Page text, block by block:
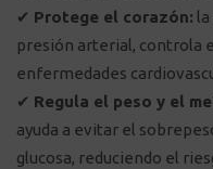
✔ Protege el corazón:
presión arterial, controla
enfermedades
✔ Regula el peso y el
ayuda a evitar el
glucosa, reduciendo el